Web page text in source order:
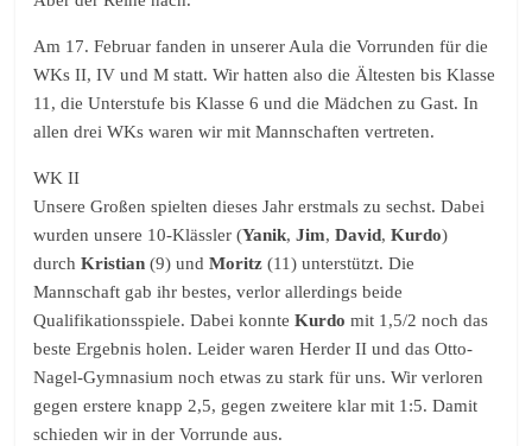
Am 17. Februar fanden in unserer Aula die Vorrunden für die
WKs II, IV und M statt. Wir hatten also die Ältesten bis Klasse
11, die Unterstufe bis Klasse 6 und die Mädchen zu Gast. In
allen drei WKs waren wir mit Mannschaften vertreten.
WK II
Unsere Großen spielten dieses Jahr erstmals zu sechst. Dabei
wurden unsere 10-Klässler (Yanik,Jim,David,Kurdo)
durchKristian (9) undMoritz (11) unterstützt. Die
Mannschaft gab ihr bestes, verlor allerdings beide
Qualifikationsspiele. Dabei konnteKurdo mit 1,5/2 noch das
beste Ergebnis holen. Leider waren Herder II und das Otto-
Nagel-Gymnasium noch etwas zu stark für uns. Wir verloren
gegen erstere knapp 2,5, gegen zweitere klar mit 1:5. Damit
schieden wir in der Vorrunde aus.